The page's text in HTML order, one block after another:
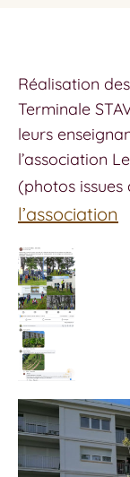
Réalisation
Terminale
leurs
l’association
(photos issues
l’association